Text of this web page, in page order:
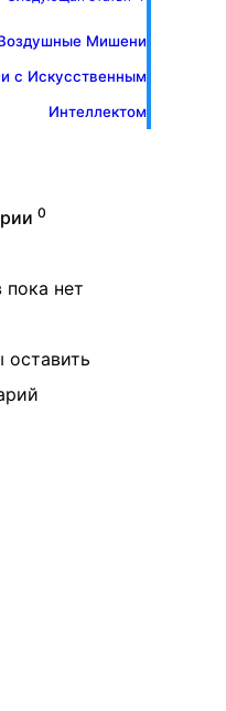
Мишени
с Искусственным
Интеллектом
0
нет
оставить